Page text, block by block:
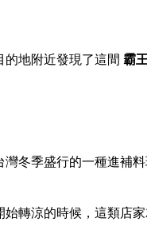
的地附近發現了這間 霸
灣冬季盛行的一種進補料
始轉涼的時候，這類店